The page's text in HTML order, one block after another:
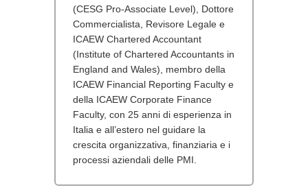
(CESG Pro-Associate Level), Dottore
Commercialista, Revisore Legale e
ICAEW Chartered Accountant
(Institute of Chartered Accountants in
England and Wales), membro della
ICAEW Financial Reporting Faculty e
della ICAEW Corporate Finance
Faculty, con 25 anni di esperienza in
Italia e all’estero nel guidare la
crescita organizzativa, finanziaria e i
processi aziendali delle PMI.